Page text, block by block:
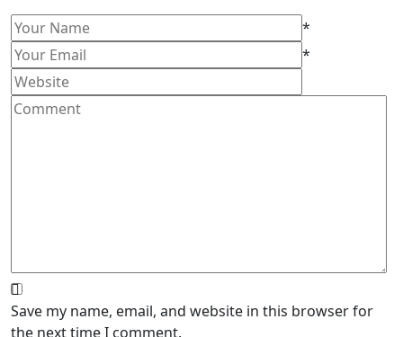
*
*
Save my name, email, and website in this browser for
the next time I comment.